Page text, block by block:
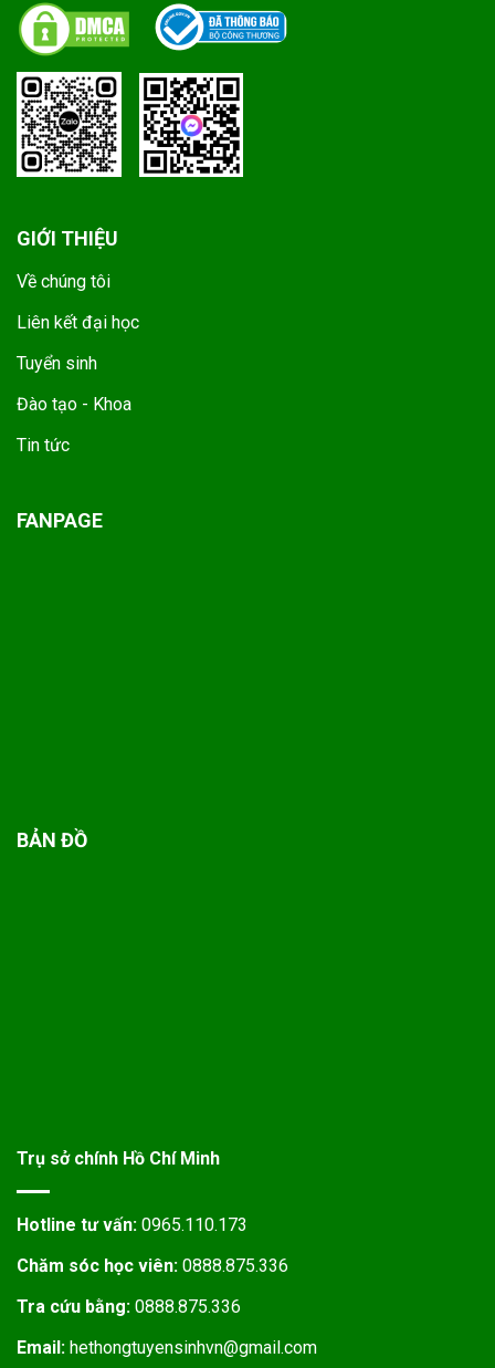
GIỚI THIỆU
Về chúng tôi
Liên kết đại học
Tuyển sinh
Đào tạo - Khoa
Tin tức
FANPAGE
BẢN ĐỒ
Trụ sở chính Hồ Chí Minh
Hotline tư vấn: 0965.110.173
Chăm sóc học viên: 0888.875.336
Tra cứu bằng: 0888.875.336
Email: hethongtuyensinhvn@gmail.com